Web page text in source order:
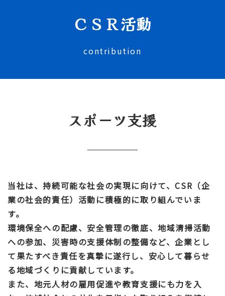
ＣＳＲ活動
contribution
スポーツ支援
当社は、持続可能な社会の実現に向けて、CSR（企
業の社会的責任）活動に積極的に取り組んでいま
す。
環境保全への配慮、安全管理の徹底、地域清掃活動
への参加、災害時の支援体制の整備など、企業とし
て果たすべき責任を真摯に遂行し、安心して暮らせ
る地域づくりに貢献しています。
また、地元人材の雇用促進や教育支援にも力を入